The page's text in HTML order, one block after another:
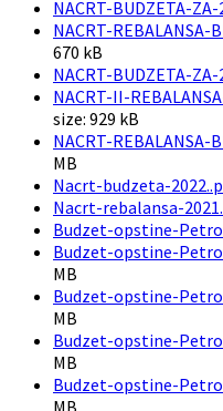
NACRT-BUDZETA-
NACRT-REBALANSA-
670 kB
NACRT-BUDZETA-
NACRT-II-
size: 929 kB
NACRT-REBALANSA-
MB
Nacrt-budzeta-
Nacrt-rebalansa-
Budzet-opstine-
Budzet-opstine-
MB
Budzet-opstine-
MB
Budzet-opstine-
MB
Budzet-opstine-
MB